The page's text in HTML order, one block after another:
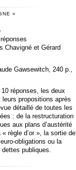
»
Chavigné et Gérard
Gawsewitch, 240 p.,
réponses, les deux
propositions après
détaillé de toutes les
: de la restructuration
aux plans d’austérité
règle d’or », la sortie de
obligations ou la
publiques.